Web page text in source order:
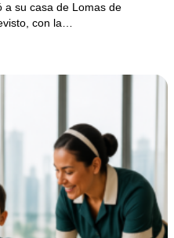
a su casa de Lomas de
con la…